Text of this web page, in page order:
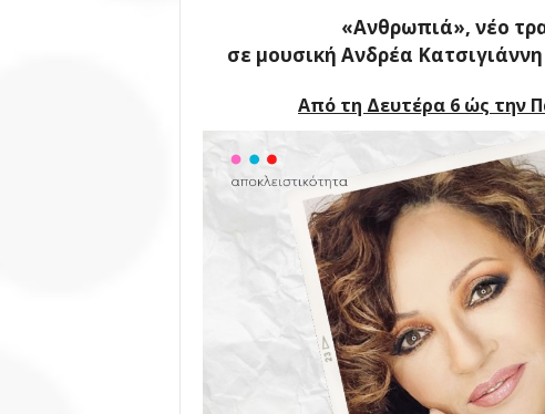
«Ανθρωπιά», νέο
σε μουσική Ανδρέα
Από τη Δευτέρα 6 ώς την